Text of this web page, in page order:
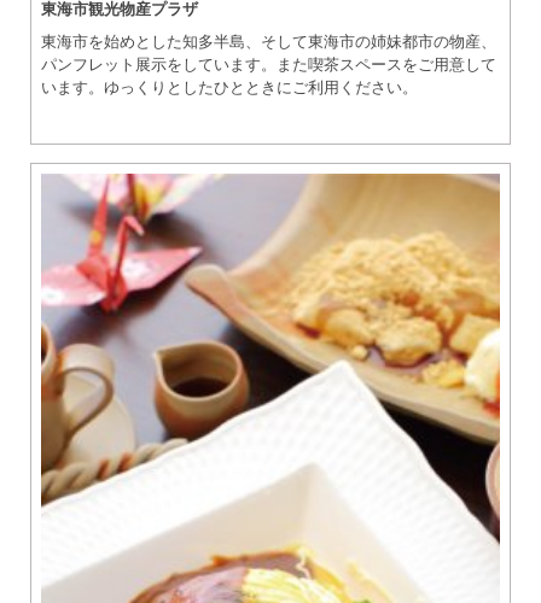
東海市観光物産プラザ
東海市を始めとした知多半島、そして東海市の姉妹都市の物産、
パンフレット展示をしています。また喫茶スペースをご用意して
います。ゆっくりとしたひとときにご利用ください。